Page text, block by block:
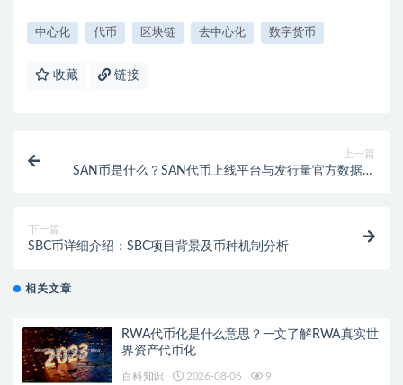
中心化 代币 区块链 去中心化 数字货币
收藏 链接
上一篇
SAN币是什么？SAN代币上线平台与发行量官方数据汇
下一篇
SBC币详细介绍：SBC项目背景及币种机制分析
相关文章
RWA代币化是什么意思？一文了解RWA真实世
界资产代币化
百科知识 2026-08-06 9